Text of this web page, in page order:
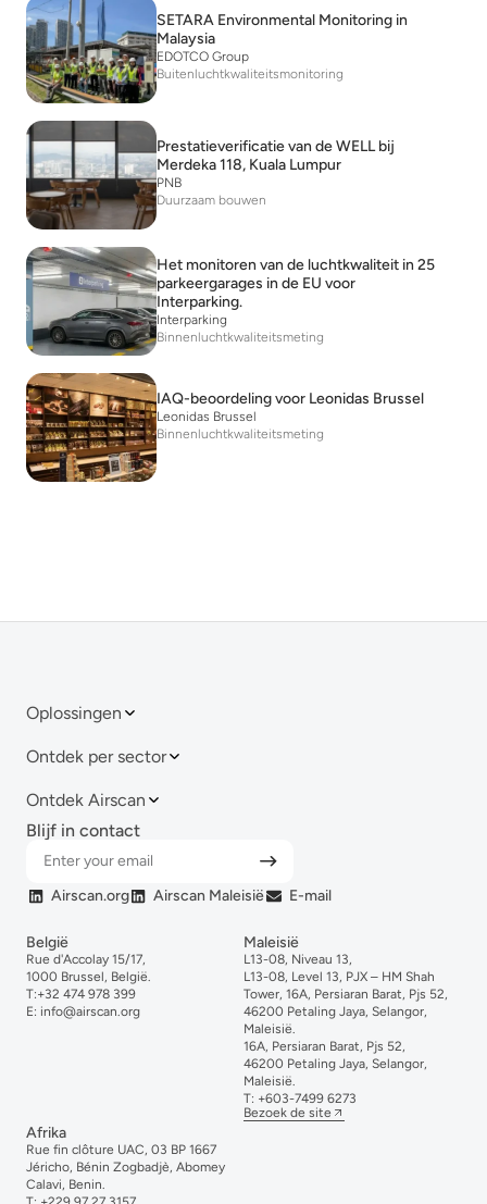
SETARA Environmental Monitoring in
Malaysia
EDOTCO Group
Buitenluchtkwaliteitsmonitoring
Prestatieverificatie van de WELL bij
Merdeka 118, Kuala Lumpur
PNB
Duurzaam bouwen
Het monitoren van de luchtkwaliteit in 25
parkeergarages in de EU voor
Interparking.
Interparking
Binnenluchtkwaliteitsmeting
IAQ-beoordeling voor Leonidas Brussel
Leonidas Brussel
Binnenluchtkwaliteitsmeting
Oplossingen
Ontdek per sector
Ontdek Airscan
Blijf in contact
Airscan.org Airscan Maleisië E-mail
België
Rue d'Accolay 15/17,
1000 Brussel, België.
T:+32 474 978 399
E: info@airscan.org
Maleisië
L13-08, Niveau 13,
L13-08, Level 13, PJX – HM Shah
Tower, 16A, Persiaran Barat, Pjs 52,
46200 Petaling Jaya, Selangor,
Maleisië.
16A, Persiaran Barat, Pjs 52,
46200 Petaling Jaya, Selangor,
Maleisië.
T: +603-7499 6273
Bezoek de site
Afrika
Rue fin clôture UAC, 03 BP 1667
Jéricho, Bénin Zogbadjè, Abomey
Calavi, Benin.